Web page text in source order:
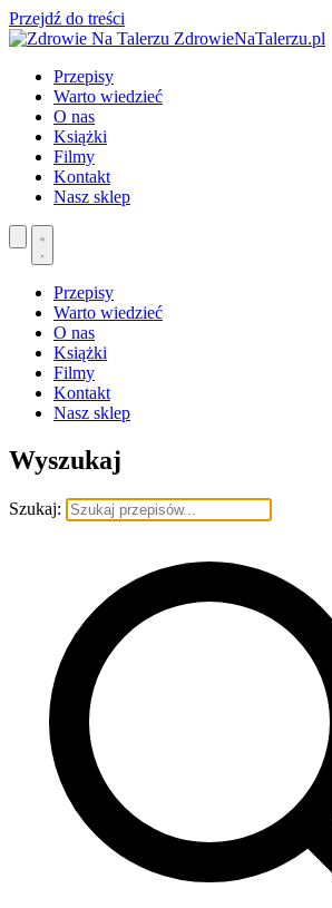
Przejdź do treści
ZdrowieNaTalerzu.pl
Przepisy
Warto wiedzieć
O nas
Książki
Filmy
Kontakt
Nasz sklep
Przepisy
Warto wiedzieć
O nas
Książki
Filmy
Kontakt
Nasz sklep
Wyszukaj
Szukaj: